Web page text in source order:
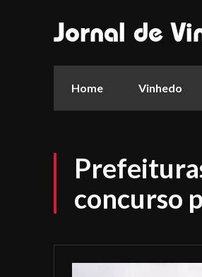
Jornal de
Home Vinhedo
concurso